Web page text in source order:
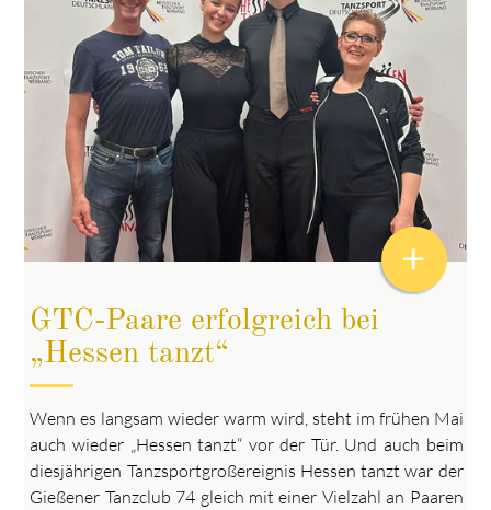
GTC-Paare erfolgreich bei
„Hessen tanzt“
Wenn es langsam wieder warm wird, steht im frühen Mai
auch wieder „Hessen tanzt“ vor der Tür. Und auch beim
diesjährigen Tanzsportgroßereignis Hessen tanzt war der
Gießener Tanzclub 74 gleich mit einer Vielzahl an Paaren
+